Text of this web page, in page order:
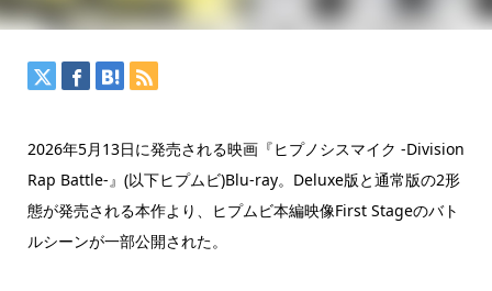
2026年5月13日に発売される映画『ヒプノシスマイク -Division
Rap Battle-』(以下ヒプムビ)Blu-ray。Deluxe版と通常版の2形
態が発売される本作より、ヒプムビ本編映像First Stageのバト
ルシーンが一部公開された。